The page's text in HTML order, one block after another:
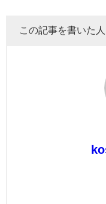
この記事を書いた人